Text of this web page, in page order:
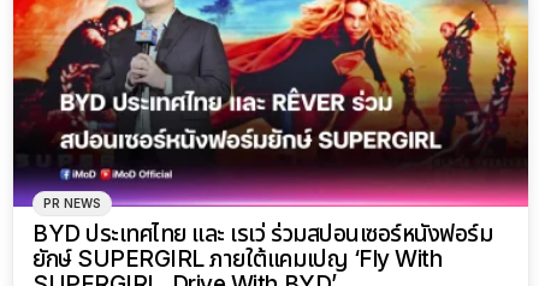
PR NEWS
BYD ประเทศไทย และ เรเว่ ร่วมสปอนเซอร์หนังฟอร์ม
ยักษ์ SUPERGIRL ภายใต้แคมเปญ ‘Fly With